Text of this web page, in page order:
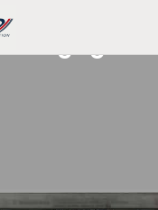
engagée